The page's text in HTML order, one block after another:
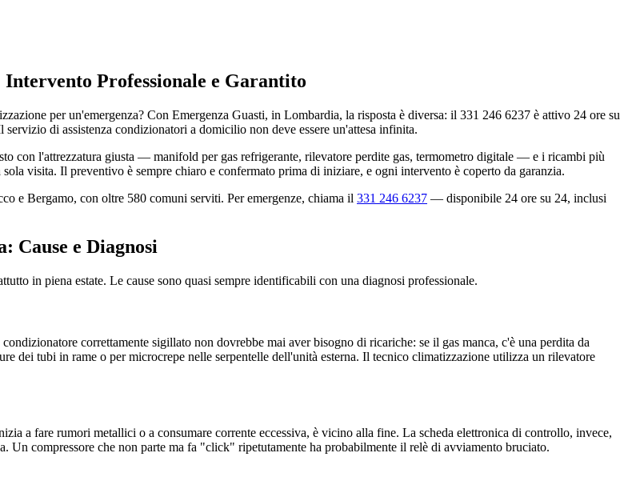
Professionale e Garantito
per un'emergenza? Con Emergenza Guasti, in Lombardia, la risposta è diversa: il 331 246 6237 è attivo 24 ore su
di assistenza condizionatori a domicilio non deve essere un'attesa infinita.
con l'attrezzatura giusta — manifold per gas refrigerante, rilevatore perdite gas, termometro digitale — e i ricambi più
visita. Il preventivo è sempre chiaro e confermato prima di iniziare, e ogni intervento è coperto da garanzia.
e Bergamo, con oltre 580 comuni serviti. Per emergenze, chiama il 331 246 6237 — disponibile 24 ore su 24, inclusi
Cause e Diagnosi
in piena estate. Le cause sono quasi sempre identificabili con una diagnosi professionale.
correttamente sigillato non dovrebbe mai aver bisogno di ricariche: se il gas manca, c'è una perdita da
dei tubi in rame o per microcrepe nelle serpentelle dell'unità esterna. Il tecnico climatizzazione utilizza un rilevatore
a fare rumori metallici o a consumare corrente eccessiva, è vicino alla fine. La scheda elettronica di controllo, invece,
compressore che non parte ma fa "click" ripetutamente ha probabilmente il relè di avviamento bruciato.